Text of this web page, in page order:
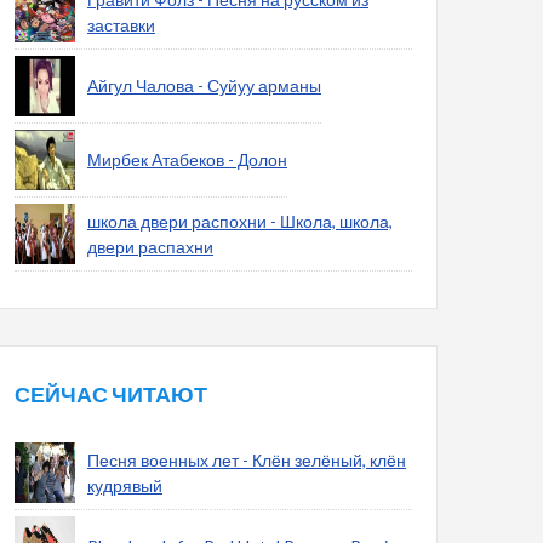
заставки
Айгул Чалова - Суйуу арманы
Мирбек Атабеков - Долон
школа двери распохни - Школа, школа,
двери распахни
СЕЙЧАС ЧИТАЮТ
Песня военных лет - Клён зелёный, клён
кудрявый